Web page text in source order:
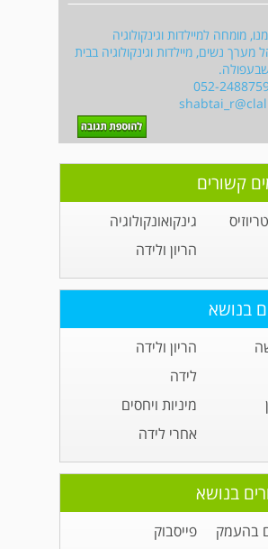
מומחה למיילדות וגינקולוגיה
נשים, מיילדות וגינקולוגיה בבית
קשורים
גינקואונקולוגיה
הריון ולידה
בנושא
הריון ולידה
לידה
מיניות ויחסים
אחרי לידה
בנושא
בהעמק
פייסבוק